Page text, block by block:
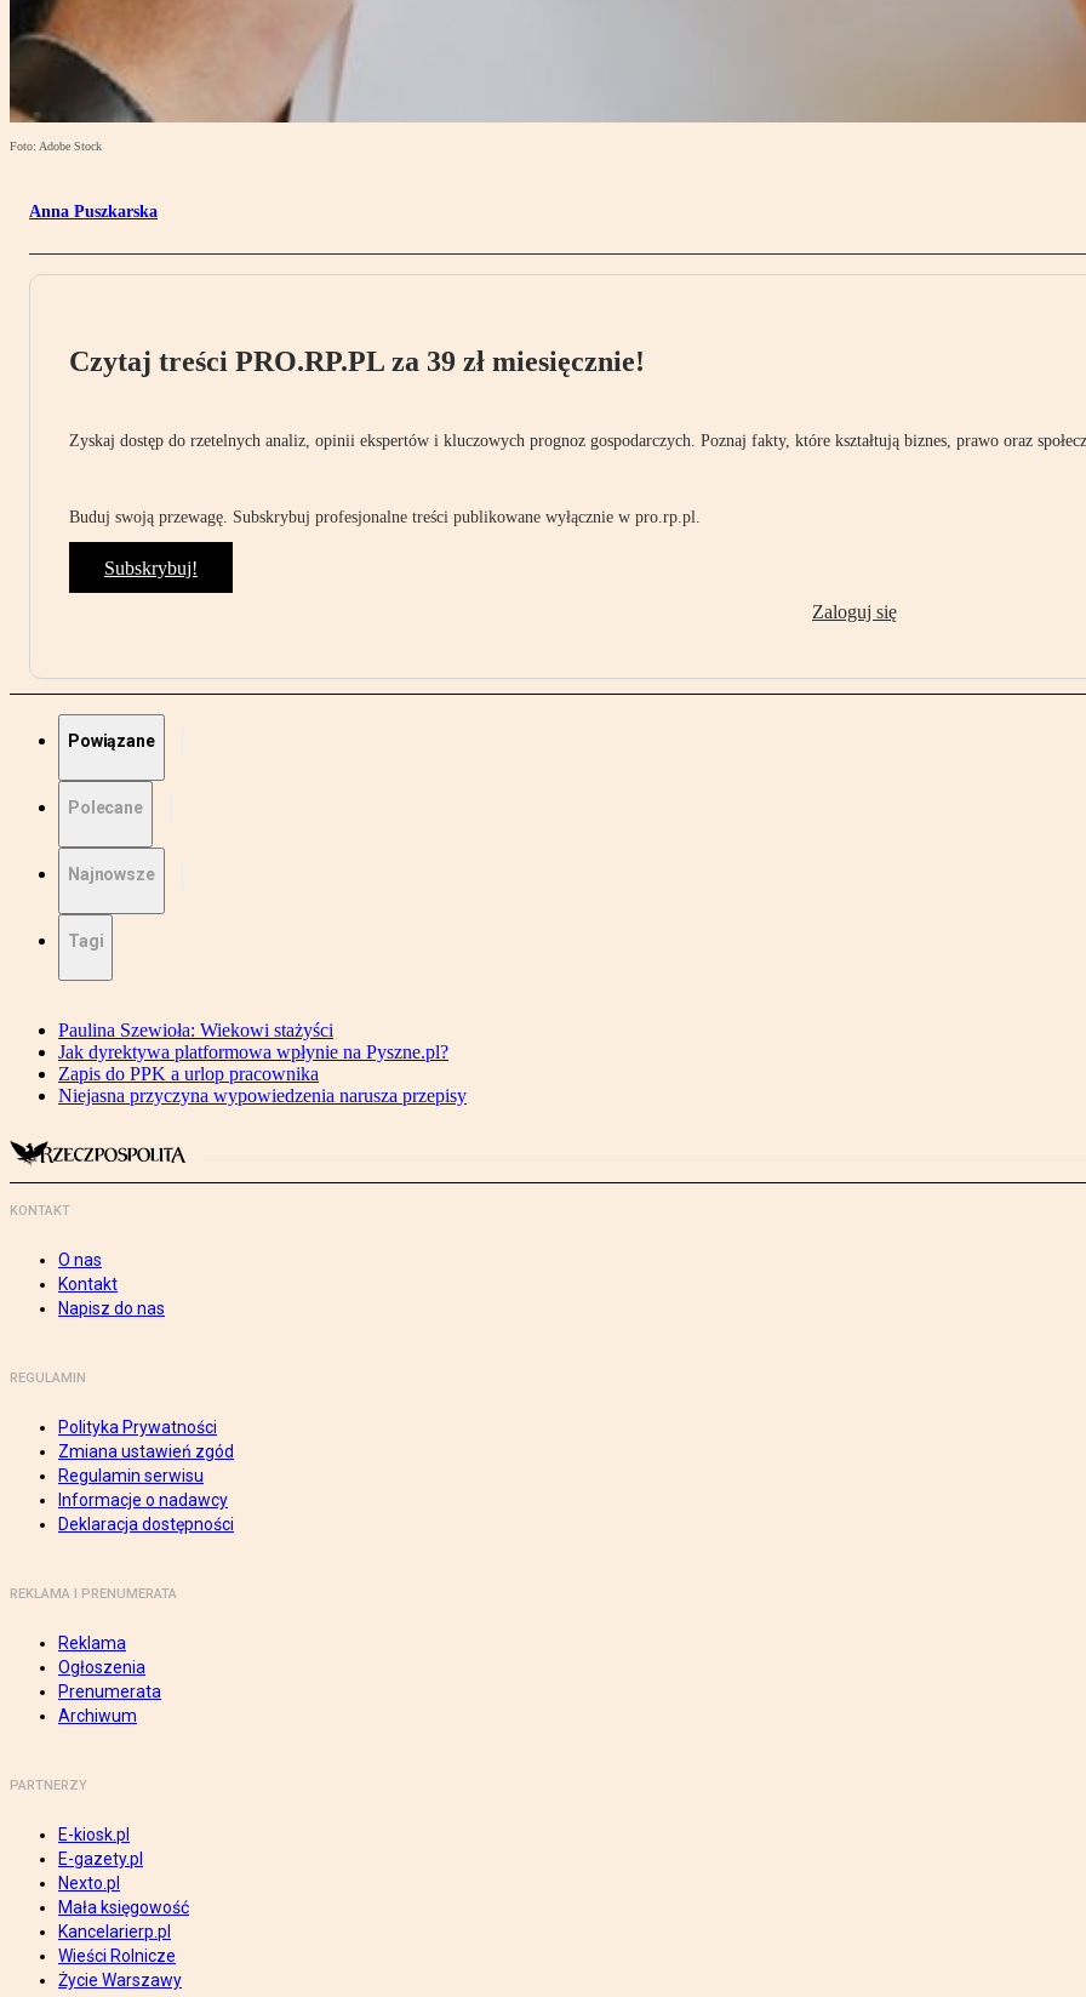
Foto: Adobe Stock
Anna Puszkarska
Czytaj treści PRO.RP.PL za 39 zł miesięcznie!
Zyskaj dostęp do rzetelnych analiz, opinii ekspertów i kluczowych prognoz gospodarczych. Poznaj fakty, które kształtują biznes, prawo oraz
Buduj swoją przewagę. Subskrybuj profesjonalne treści publikowane wyłącznie w pro.rp.pl.
Subskrybuj!
Zaloguj się
Powiązane
Polecane
Najnowsze
Tagi
Paulina Szewioła: Wiekowi stażyści
Jak dyrektywa platformowa wpłynie na Pyszne.pl?
Zapis do PPK a urlop pracownika
Niejasna przyczyna wypowiedzenia narusza przepisy
KONTAKT
O nas
Kontakt
Napisz do nas
REGULAMIN
Polityka Prywatności
Zmiana ustawień zgód
Regulamin serwisu
Informacje o nadawcy
Deklaracja dostępności
REKLAMA I PRENUMERATA
Reklama
Ogłoszenia
Prenumerata
Archiwum
PARTNERZY
E-kiosk.pl
E-gazety.pl
Nexto.pl
Mała księgowość
Kancelarierp.pl
Wieści Rolnicze
Życie Warszawy